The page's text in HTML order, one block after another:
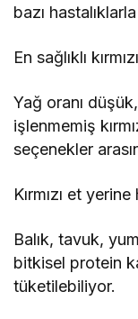
bazı
En sağlıklı
Yağ oranı
işlenmemiş
seçenekler
Kırmızı et
Balık, tavuk,
bitkisel protein
tüketilebiliyor.